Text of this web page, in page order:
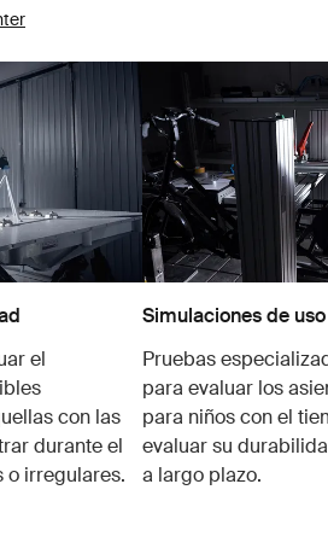
el
con las
durante el
o irregulares.
Simulaciones de
Pruebas
para evaluar los
para niños con el
evaluar su
a largo plazo.